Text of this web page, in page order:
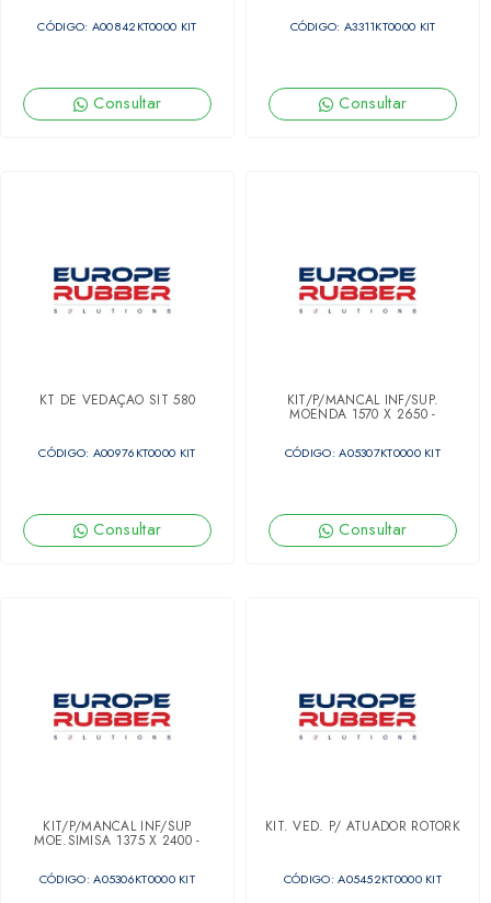
CÓDIGO: A00842KT0000 KIT
Consultar
CÓDIGO: A3311KT0000 KIT
Consultar
KT DE VEDAÇÃO SIT 580
CÓDIGO: A00976KT0000 KIT
Consultar
KIT/P/MANCAL INF/SUP.
MOENDA 1570 X 2650 -
CÓDIGO: A05307KT0000 KIT
Consultar
KIT/P/MANCAL INF/SUP
MOE.SIMISA 1375 X 2400 -
CÓDIGO: A05306KT0000 KIT
KIT. VED. P/ ATUADOR ROTORK
CÓDIGO: A05452KT0000 KIT